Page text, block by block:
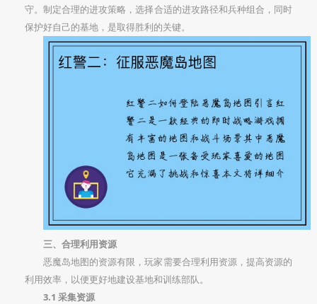
守。制定合理的进攻策略，选择合适的进攻路径和兵种组合，同时
保护好自己的基地，是取得胜利的关键。
三、合理利用资源
恶魔岛地图的资源有限，玩家需要合理利用资源，提高资源的
利用效率，以便更好地建设基地和训练部队。
3.1 采集资源